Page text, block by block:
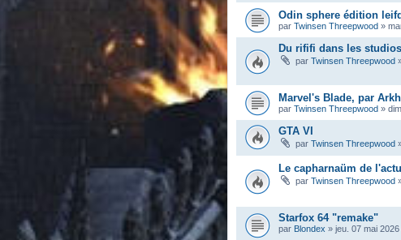
Odin sphere édition
par Twinsen Threepwood »
Du rififi dans les studios
par Twinsen Threepwood
Marvel's Blade, par
par Twinsen Threepwood »
GTA VI
par Twinsen Threepwood
Le capharnaüm de
par Twinsen Threepwood
Starfox 64 "remake"
par Blondex » jeu. 07 mai